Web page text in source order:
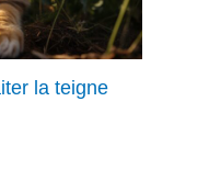
la teigne